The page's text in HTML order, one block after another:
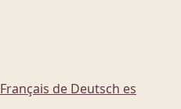
Français de Deutsch es